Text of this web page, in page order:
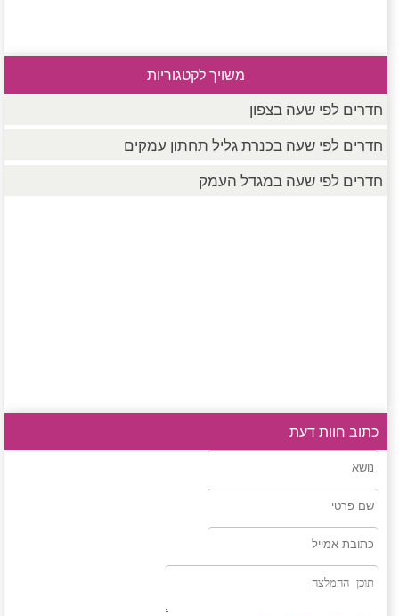
משויך לקטגוריות
חדרים לפי שעה בצפון
חדרים לפי שעה בכנרת גליל תחתון עמקים
חדרים לפי שעה במגדל העמק
כתוב חוות דעת